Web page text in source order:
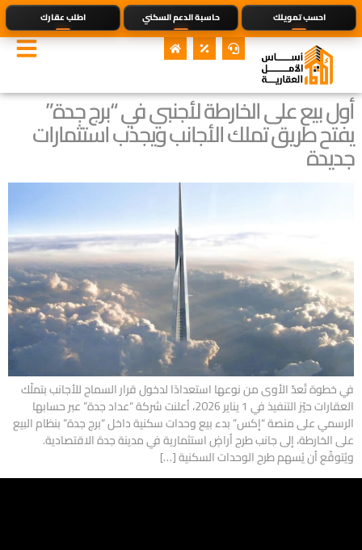
احسب تمويلك حاسبة الدعم السكني اطلب عقارك
أول بيع على الخارطة لأجنبي في “برج جدة”
يفتح طريق تملك الأجانب ويجذب استثمارات
جديدة
في خطوة تُعدّ الأوى من نوعها استعدادًا لدخول قرار السماح للأجانب بتملّك
العقارات حيّز التنفيذ في 1 يناير 2026، أعلنت شركة “عداد جدة” عبر حسابها
الرسمي على منصة “إكس” بدء بيع وحدات سكنية داخل “برج جدة” بنظام البيع
على الخارطة، إلى جانب طرح أراضٍ استثمارية في مدينة جدة الاقتصادية.
ويُتوقّع أن يُسهم طرح الوحدات السكنية […]